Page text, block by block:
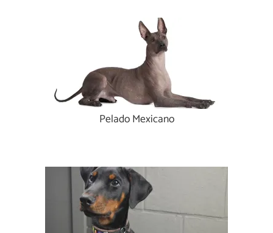
Pelado Mexicano